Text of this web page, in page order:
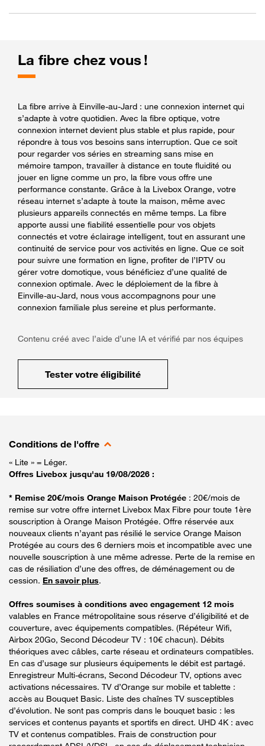
La fibre chez vous !
La fibre arrive à Einville-au-Jard : une connexion internet qui
s’adapte à votre quotidien. Avec la fibre optique, votre
connexion internet devient plus stable et plus rapide, pour
répondre à tous vos besoins sans interruption. Que ce soit
pour regarder vos séries en streaming sans mise en
mémoire tampon, travailler à distance en toute fluidité ou
jouer en ligne comme un pro, la fibre vous offre une
performance constante. Grâce à la Livebox Orange, votre
réseau internet s’adapte à toute la maison, même avec
plusieurs appareils connectés en même temps. La fibre
apporte aussi une fiabilité essentielle pour vos objets
connectés et votre éclairage intelligent, tout en assurant une
continuité de service pour vos activités en ligne. Que ce soit
pour suivre une formation en ligne, profiter de l’IPTV ou
gérer votre domotique, vous bénéficiez d’une qualité de
connexion optimale. Avec le déploiement de la fibre à
Einville-au-Jard, nous vous accompagnons pour une
connexion familiale plus sereine et plus performante.
Contenu créé avec l’aide d’une IA et vérifié par nos équipes
Tester votre éligibilité
Conditions de l'offre
« Lite » = Léger.
Offres Livebox jusqu'au 19/08/2026 :
* Remise 20€/mois Orange Maison Protégée : 20€/mois de
remise sur votre offre internet Livebox Max Fibre pour toute 1ère
souscription à Orange Maison Protégée. Offre réservée aux
nouveaux clients n’ayant pas résilié le service Orange Maison
Protégée au cours des 6 derniers mois et incompatible avec une
nouvelle souscription à une même adresse. Perte de la remise en
cas de résiliation d’une des offres, de déménagement ou de
cession. En savoir plus.
Offres soumises à conditions avec engagement 12 mois
valables en France métropolitaine sous réserve d’éligibilité et de
couverture, avec équipements compatibles. (Répéteur Wifi,
Airbox 20Go, Second Décodeur TV : 10€ chacun). Débits
théoriques avec câbles, carte réseau et ordinateurs compatibles.
En cas d’usage sur plusieurs équipements le débit est partagé.
Enregistreur Multi-écrans, Second Décodeur TV, options avec
activations nécessaires. TV d’Orange sur mobile et tablette :
accès au Bouquet Basic. Liste des chaînes TV susceptibles
d’évolution. Ne sont pas compris dans le bouquet basic : les
services et contenus payants et sportifs en direct. UHD 4K : avec
TV et contenus compatibles. Frais de construction pour